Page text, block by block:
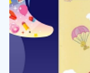
-กิจกรรมระบายสี: ห
เด็กๆ สามารถระบาย
เป็นอีกเล่มที่กิจกร